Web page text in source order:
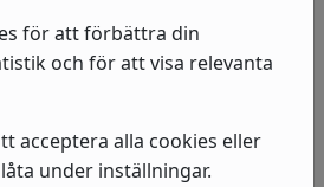
I lager
318kr
för att förbättra din
och för att visa relevanta
acceptera alla cookies eller
under inställningar.